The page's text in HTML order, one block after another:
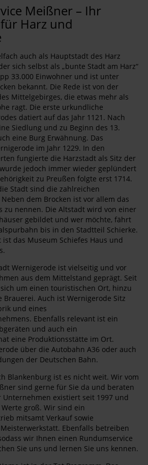
Meißner – Ihr
Harz und
auch als Hauptstadt des Harz
sich selbst als „bunte Stadt am Harz“
33.000 Einwohner und ist unter
bekannt. Die Rede ist von der
Mittelgebirges, die etwas mehr als
ragt. Die erste urkundliche
datiert auf das Jahr 1121. Nach
Siedlung und zu Beginn des 13.
eine Burg Erwähnung. Das
im Jahr 1229. In den
fungierte die Harzstadt als Sitz der
jedoch immer wieder geplündert
zu Preußen folgte erst 1714.
Stadt sind die zahlreichen
dem Brocken ist vor allem das
zu nennen. Die Altstadt wird von einer
gebildet und wer möchte, fährt
bis in den Stadtteil Schierke.
das Museum Schiefes Haus und
Wernigerode ist vielseitig und vor
aus dem Mittelstand geprägt. Seit
um einen touristischen Ort, hinzu
Brauerei. Auch ist Wernigerode Sitz
und eines
Ebenfalls relevant ist ein
und auch ein
eine Produktionsstätte im Ort.
über die Autobahn A36 oder auch
der Deutschen Bahn.
Blankenburg ist es nicht weit. Wir vom
sind gerne für Sie da und beraten
Unternehmen existiert seit 1997 und
groß. Wir sind ein
mitsamt Verkauf sowie
Ebenfalls betreiben
wir Ihnen einen Rundumservice
Sie uns und lernen Sie uns kennen.